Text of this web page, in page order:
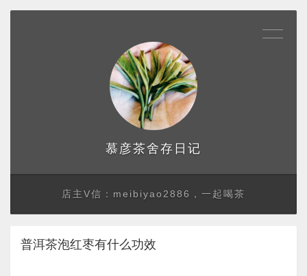
慕彦茶舍存日记
店主V信：meibiyao2886，一起喝茶
普洱茶泡红枣有什么功效